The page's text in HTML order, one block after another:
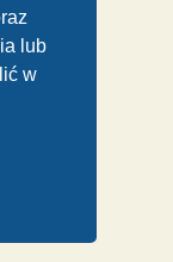
lub
w